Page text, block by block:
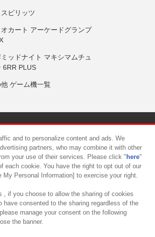
ピリッツ
カート アーケードグランプ
ッドナイト マキシマムチュ
6RR PLUS
ゲーム機一覧
について カスタマーハラスメント対応方針
and to personalize content and ads. We
partners, who may combine it with other
your use of their services. Please click " here"
each cookie. You have the right to opt out of our
Personal Information] to exercise your right.
, if you choose to allow the sharing of cookies
have consented to the sharing regardless of the
manage your consent on the following
the banner.